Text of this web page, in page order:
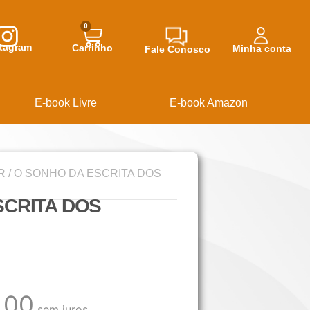
0
Carrinho Fale Conosco Minha conta
E-book Livre E-book Amazon
/ O SONHO DA ESCRITA DOS
DOS